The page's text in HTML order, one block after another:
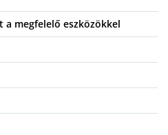
a megfelelő eszközökkel